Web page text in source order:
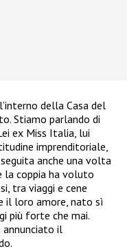
della Casa del
Stiamo parlando di
ex Miss Italia, lui
imprenditoriale,
anche una volta
la coppia ha voluto
tra viaggi e cene
il loro amore, nato sì
più forte che mai.
annunciato il